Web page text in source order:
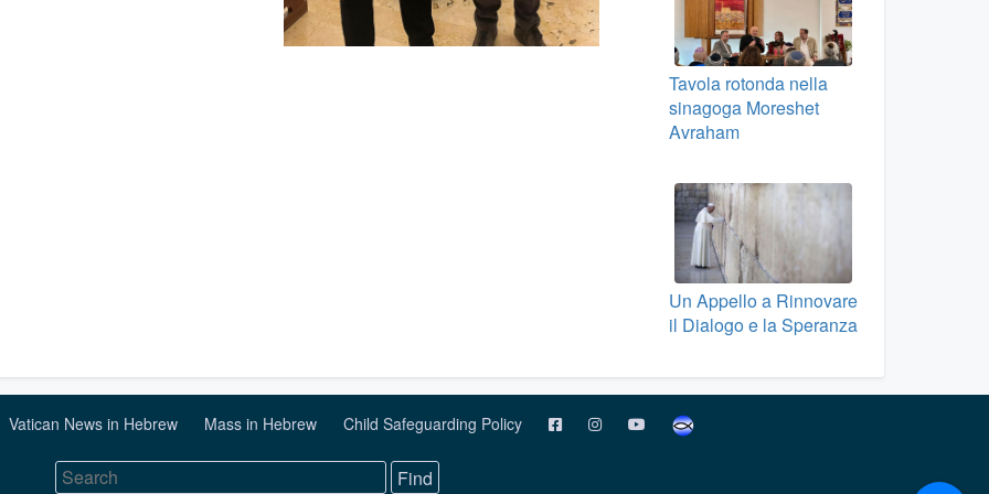
Tavola rotonda nella
sinagoga Moreshet
Avraham
Un Appello a Rinnovare
il Dialogo e la Speranza
Vatican News in Hebrew Mass in Hebrew Child Safeguarding Policy